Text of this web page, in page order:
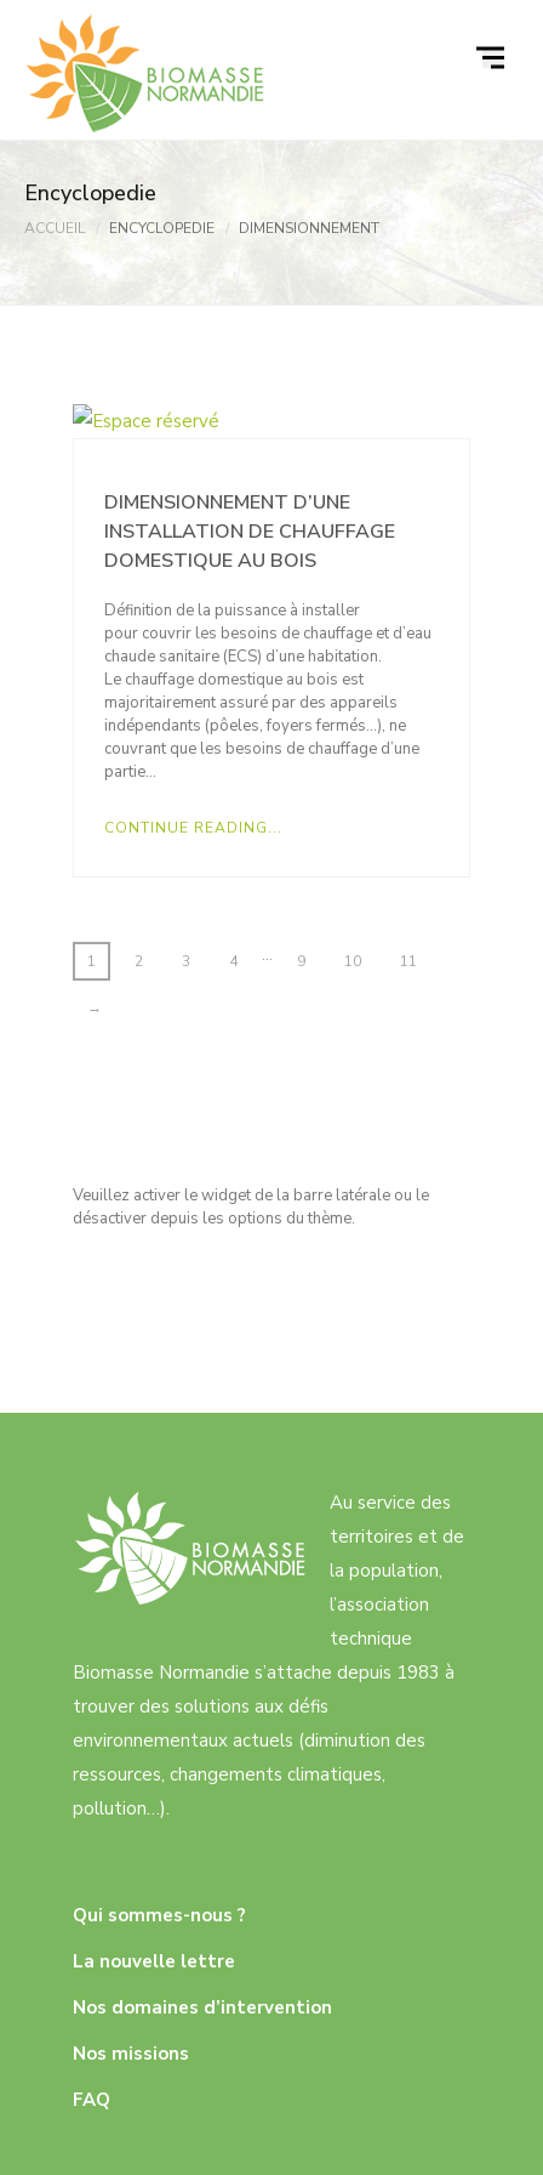
contenu
Encyclopedie
ACCUEIL ENCYCLOPEDIE DIMENSIONNEMENT
DIMENSIONNEMENT D’UNE
INSTALLATION DE CHAUFFAGE
DOMESTIQUE AU BOIS
Définition de la puissance à installer
pour couvrir les besoins de chauffage et d’eau
chaude sanitaire (ECS) d’une habitation.
Le chauffage domestique au bois est
majoritairement assuré par des appareils
indépendants (pôeles, foyers fermés…), ne
couvrant que les besoins de chauffage d’une
partie…
CONTINUE READING...
1 2 3 4 … 9 10 11
→
Veuillez activer le widget de la barre latérale ou le
désactiver depuis les options du thème.
Au service des
territoires et de
la population,
l’association
technique
Biomasse Normandie s’attache depuis 1983 à
trouver des solutions aux défis
environnementaux actuels (diminution des
ressources, changements climatiques,
pollution…).
Qui sommes-nous ?
La nouvelle lettre
Nos domaines d’intervention
Nos missions
FAQ